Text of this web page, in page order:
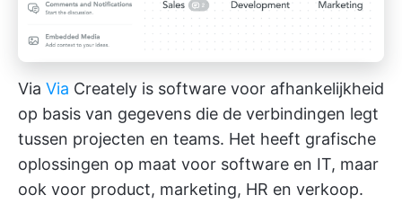
Via Via Creately is software voor afhankelijkheid
op basis van gegevens die de verbindingen legt
tussen projecten en teams. Het heeft grafische
oplossingen op maat voor software en IT, maar
ook voor product, marketing, HR en verkoop.